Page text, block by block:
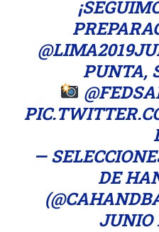
PUNTA,
—
DE
JUNIO